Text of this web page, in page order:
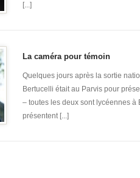
[...]
La caméra pour témoin
Quelques jours après la sortie
Bertucelli était au Parvis pour
– toutes les deux sont lycéennes à
présentent [...]